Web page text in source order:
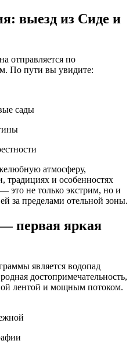
выезд из Сиде и
отправляется по
По пути вы увидите:
сады
атмосферу,
традициях и особенностях
это не только экстрим, но и
за пределами отельной зоны.
первая яркая
является водопад
достопримечательность,
лентой и мощным потоком.